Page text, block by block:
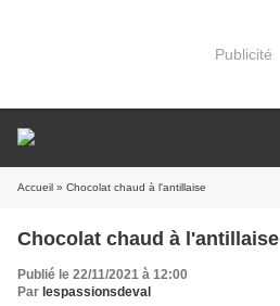
Publicité
Accueil » Chocolat chaud à l'antillaise
Chocolat chaud à l'antillaise
Publié le 22/11/2021 à 12:00
Par lespassionsdeval